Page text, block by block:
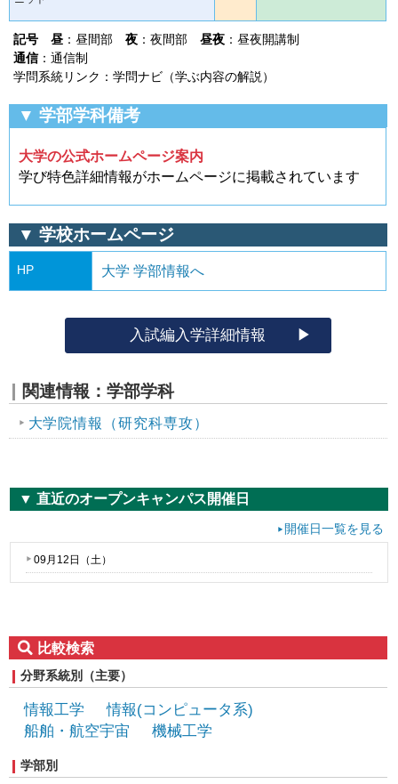
記号 昼 ：昼間部 夜 ：夜間部 昼夜 ：昼夜開講制
通信：通信制
学問系統リンク：学問ナビ（学ぶ内容の解説）
▼ 学部学科備考
大学の公式ホームページ案内
学び特色詳細情報がホームページに掲載されています
▼ 学校ホームページ
HP 大学 学部情報へ
入試編入学詳細情報
関連情報：学部学科
大学院情報（研究科専攻）
▼ 直近のオープンキャンパス開催日
開催日一覧を見る
09月12日（土）
比較検索
分野系統別（主要）
情報工学
情報(コンピュータ系)
船舶・航空宇宙
機械工学
土木工学
環境(工学系)
学部別